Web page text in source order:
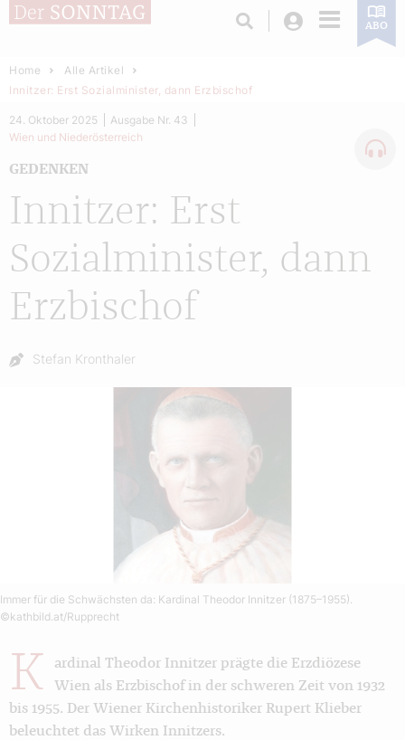
Login ABO
Home
Alle Artikel
Innitzer: Erst Sozialminister, dann Erzbischof
Innitzer: Erst
Sozialminister, dann
Erzbischof
GEDENKEN
24. Oktober 2025
Ausgabe Nr. 43
Wien und Niederösterreich
Autor:
Stefan Kronthaler
Immer für die Schwächsten da: Kardinal Theodor Innitzer (1875–1955).
©kathbild.at/Rupprecht
K
ardinal Theodor Innitzer prägte die Erzdiözese
Wien als Erzbischof in der schweren Zeit von 1932
bis 1955. Der Wiener Kirchenhistoriker Rupert Klieber
beleuchtet das Wirken Innitzers.